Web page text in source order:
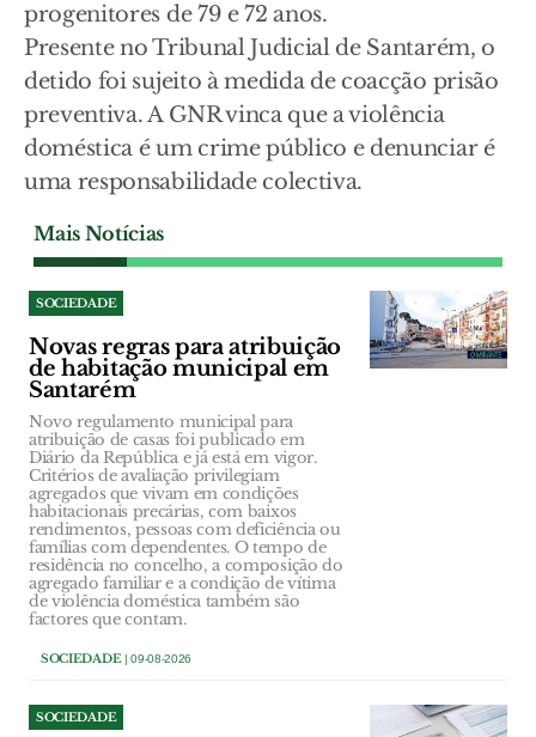
progenitores de 79 e 72 anos.
Presente no Tribunal Judicial de Santarém, o
detido foi sujeito à medida de coacção prisão
preventiva. A GNR vinca que a violência
doméstica é um crime público e denunciar é
uma responsabilidade colectiva.
Mais Notícias
SOCIEDADE
Novas regras para atribuição
de habitação municipal em
Santarém
Novo regulamento municipal para
atribuição de casas foi publicado em
Diário da República e já está em vigor.
Critérios de avaliação privilegiam
agregados que vivam em condições
habitacionais precárias, com baixos
rendimentos, pessoas com deficiência ou
famílias com dependentes. O tempo de
residência no concelho, a composição do
agregado familiar e a condição de vítima
de violência doméstica também são
factores que contam.
SOCIEDADE| 09-08-2026
SOCIEDADE